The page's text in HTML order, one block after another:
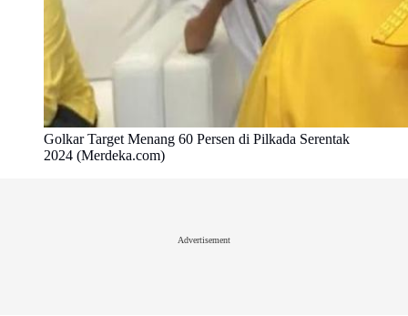
Golkar Target Menang 60 Persen di Pilkada Serentak
2024 (Merdeka.com)
Advertisement